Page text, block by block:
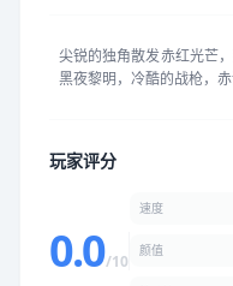
尖锐的独角散发赤红光芒
黑夜黎明，冷酷的战枪，
玩家评分
0.0/10
速度
颜值
手感
★★